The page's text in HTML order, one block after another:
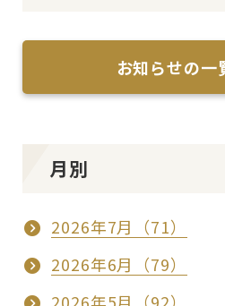
お知らせの一
月別
2026年7月（71）
2026年6月（79）